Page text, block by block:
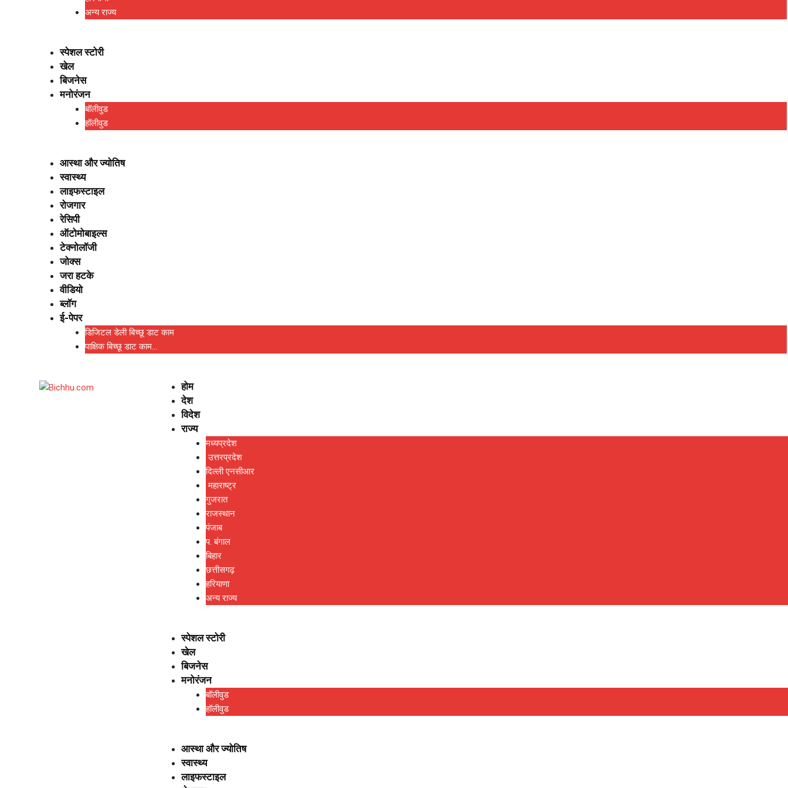
अन्य राज्य
स्पेशल स्टोरी
खेल
बिजनेस
मनोरंजन
बॉलीवुड
हॉलीवुड
आस्था और ज्योतिष
स्वास्थ्य
लाइफस्टाइल
रोजगार
रेसिपी
ऑटोमोबाइल्स
टेक्नोलॉजी
जोक्स
जरा हटके
वीडियो
ब्लॉग
ई-पेपर
डिजिटल डेली बिच्छू डाट काम
पाक्षिक बिच्छू डाट काम…
होम
देश
विदेश
राज्य
मध्यप्रदेश
उत्तरप्रदेश
दिल्ली एनसीआर
महाराष्ट्र
गुजरात
राजस्थान
पंजाब
प. बंगाल
बिहार
छत्तीसगढ़
हरियाणा
अन्य राज्य
स्पेशल स्टोरी
खेल
बिजनेस
मनोरंजन
बॉलीवुड
हॉलीवुड
आस्था और ज्योतिष
स्वास्थ्य
लाइफस्टाइल